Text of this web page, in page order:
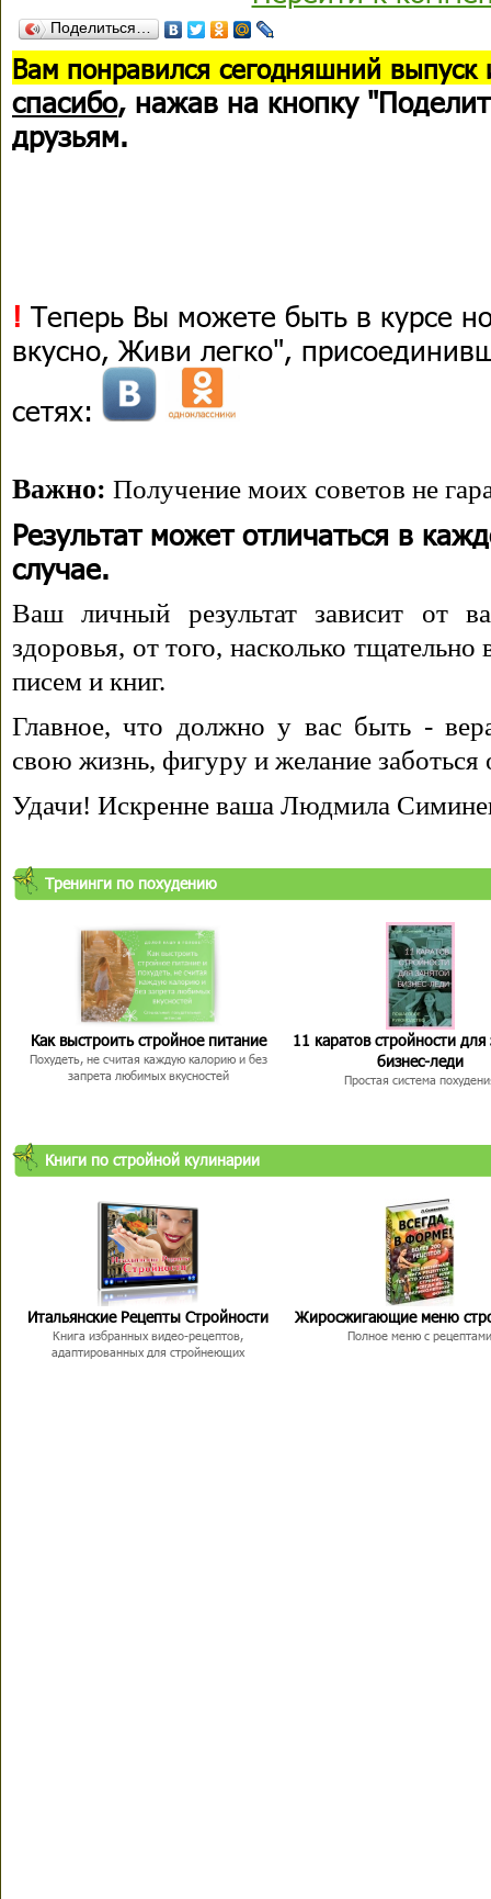
Поделиться…
Вам понравился сегодняшний выпуск
спасибо, нажав на кнопку
друзьям.
! Теперь Вы можете быть в курсе
вкусно, Живи легко",
сетях:
Важно: Получение моих советов не
Результат может отличаться в
случае.
Ваш личный результат зависит от
здоровья, от того, насколько
писем и книг.
Главное, что должно у вас быть -
свою жизнь, фигуру и желание заботься
Удачи! Искренне ваша Людмила
Тренинги по похудению
Как выстроить стройное питание
Похудеть, не считая каждую калорию и без
запрета любимых вкусностей
11 каратов стройности для
бизнес-леди
Простая система
Книги по стройной кулинарии
Итальянские Рецепты Стройности
Книга избранных видео-рецептов,
адаптированных для стройнеющих
Жиросжигающие меню
Полное меню с рецептами